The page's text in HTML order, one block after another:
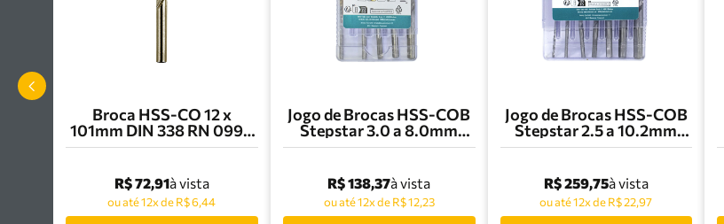
Broca HSS-CO 12 x
101mm DIN 338 RN 0990
Heller - 21346 2
R$ 72,91à vista
ou até 12x de R$ 6,44
Jogo de Brocas HSS-COB
Stepstar 3.0 a 8.0mm
com 5 Peças Heller -
R$ 138,37à vista
ou até 12x de R$ 12,23
Jogo de Brocas HSS-COB
Stepstar 2.5 a 10.2mm
com 7 Peças Heller -
R$ 259,75à vista
ou até 12x de R$ 22,97